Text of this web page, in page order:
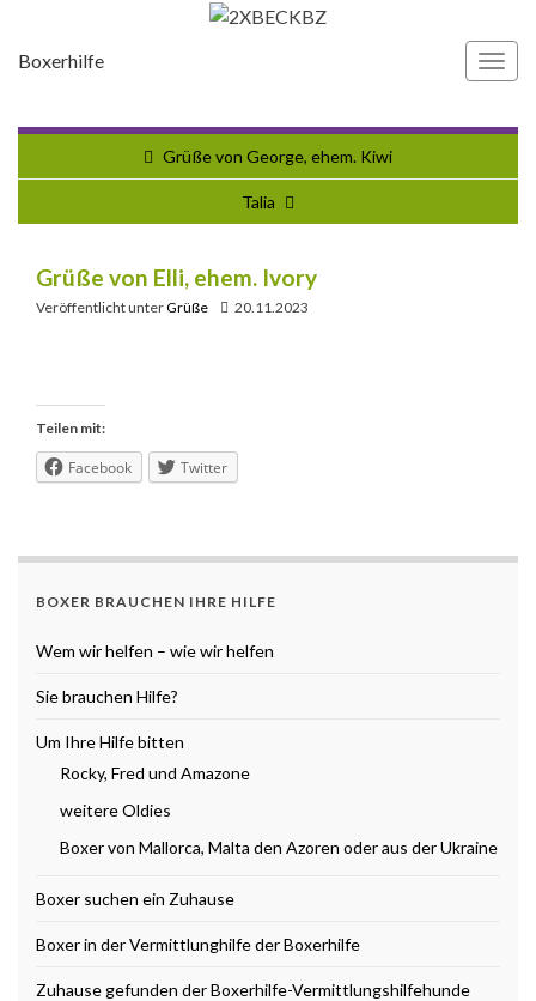
Boxerhilfe
Grüße von George, ehem. Kiwi
Talia
Grüße von Elli, ehem. Ivory
Veröffentlicht unterGrüße 20.11.2023
Teilen mit:
Facebook Twitter
BOXER BRAUCHEN IHRE HILFE
Wem wir helfen – wie wir helfen
Sie brauchen Hilfe?
Um Ihre Hilfe bitten
Rocky, Fred und Amazone
weitere Oldies
Boxer von Mallorca, Malta den Azoren oder aus der Ukraine
Boxer suchen ein Zuhause
Boxer in der Vermittlunghilfe der Boxerhilfe
Zuhause gefunden der Boxerhilfe-Vermittlungshilfehunde